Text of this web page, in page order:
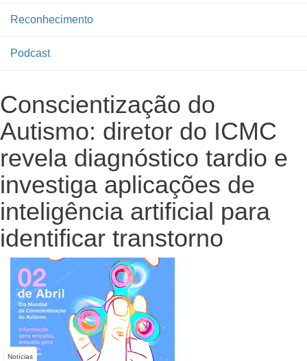
Reconhecimento
Podcast
Conscientização do
Autismo: diretor do ICMC
revela diagnóstico tardio e
investiga aplicações de
inteligência artificial para
identificar transtorno
Notícias